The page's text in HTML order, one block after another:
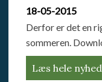
18-05-2015
Derfor er det en
sommeren.
Læs hele